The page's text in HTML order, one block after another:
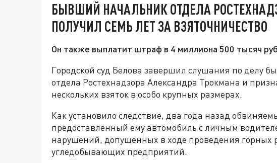
БЫВШИЙ НАЧАЛЬНИК ОТДЕЛА
ПОЛУЧИЛ СЕМЬ ЛЕТ ЗА ВЗЯТОЧНИЧЕСТВО
Он также выплатит штраф в 4 миллиона 500 тысяч
Городской суд Белова завершил слушания по делу
отдела Ростехнадзора Александра Трокмана и
нескольких взяток в особо крупных размерах.
Как установило следствие, два года назад
предоставленный ему автомобиль с личным
нарушений, допущенных в ходе проведения горных
угледобывающих предприятий.